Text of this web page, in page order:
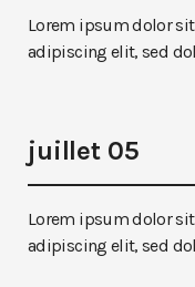
Lorem ipsum dolor
adipiscing elit, sed
juillet 05
Lorem ipsum dolor
adipiscing elit, sed